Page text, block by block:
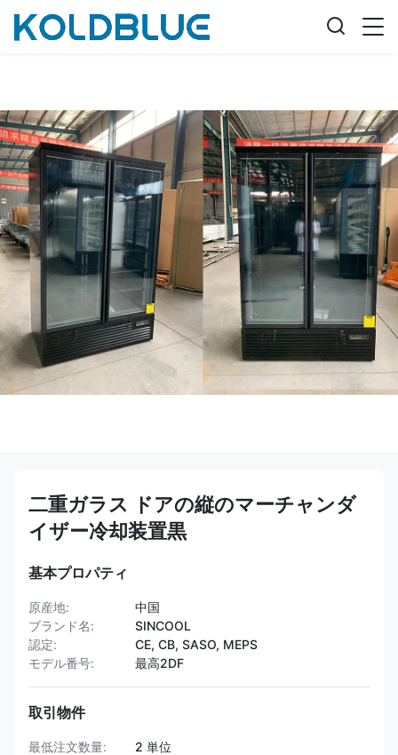
二重ガラス ドアの縦のマーチャンダ
イザー冷却装置黒
基本プロパティ
原産地:
中国
ブランド名:
SINCOOL
認定:
CE, CB, SASO, MEPS
モデル番号:
最高2DF
取引物件
最低注文数量:
2 単位